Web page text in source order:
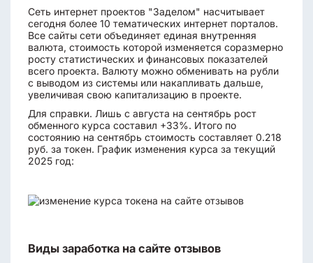
Сеть интернет проектов "Заделом" насчитывает
сегодня более 10 тематических интернет порталов.
Все сайты сети объединяет единая внутренняя
валюта, стоимость которой изменяется соразмерно
росту статистических и финансовых показателей
всего проекта. Валюту можно обменивать на рубли
с выводом из системы или накапливать дальше,
увеличивая свою капитализацию в проекте.
Для справки. Лишь с августа на сентябрь рост
обменного курса составил +33%. Итого по
состоянию на сентябрь стоимость составляет 0.218
руб. за токен. График изменения курса за текущий
2025 год:
Виды заработка на сайте отзывов